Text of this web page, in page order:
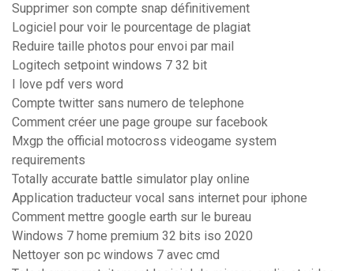
Supprimer son compte snap définitivement
Logiciel pour voir le pourcentage de plagiat
Reduire taille photos pour envoi par mail
Logitech setpoint windows 7 32 bit
I love pdf vers word
Compte twitter sans numero de telephone
Comment créer une page groupe sur facebook
Mxgp the official motocross videogame system
requirements
Totally accurate battle simulator play online
Application traducteur vocal sans internet pour iphone
Comment mettre google earth sur le bureau
Windows 7 home premium 32 bits iso 2020
Nettoyer son pc windows 7 avec cmd